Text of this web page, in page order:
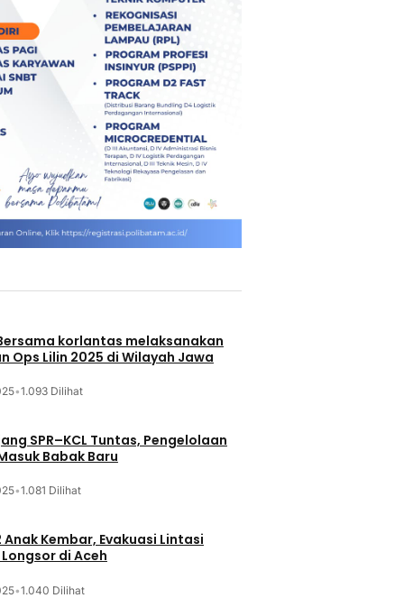
korlantas melaksanakan
Ops Lilin 2025 di Wilayah Jawa
•1.093 Dilihat
SPR–KCL Tuntas, Pengelolaan
Babak Baru
•1.081 Dilihat
Anak Kembar, Evakuasi Lintasi
di Aceh
•1.040 Dilihat